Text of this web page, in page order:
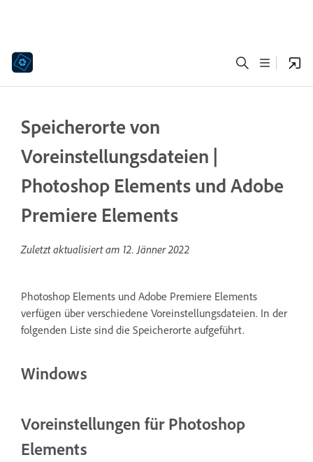
Speicherorte von
Voreinstellungsdateien |
Photoshop Elements und Adobe
Premiere Elements
Zuletzt aktualisiert am 12. Jänner 2022
Photoshop Elements und Adobe Premiere Elements
verfügen über verschiedene Voreinstellungsdateien. In der
folgenden Liste sind die Speicherorte aufgeführt.
Windows
Voreinstellungen für Photoshop
Elements